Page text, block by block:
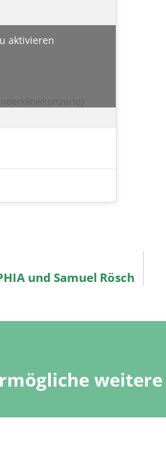
aktivieren
und Samuel Rösch